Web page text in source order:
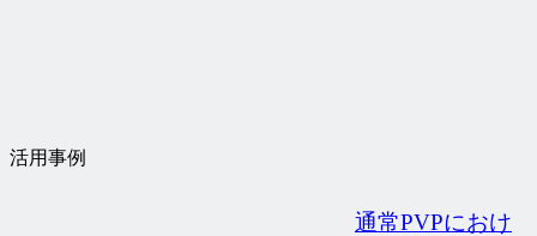
活用事例
通常PVPにおけ